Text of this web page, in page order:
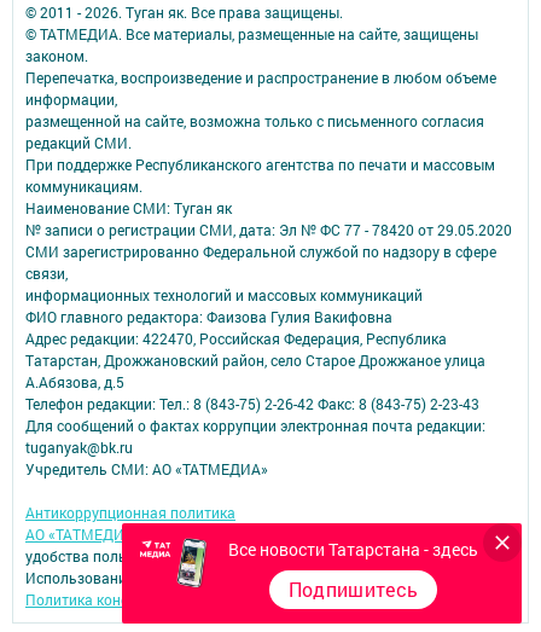
Все новости Татарстана - здесь
Подпишитесь
© 2011 - 2026. Туган як. Все права защищены.
© ТАТМЕДИА. Все материалы, размещенные на сайте, защищены
законом.
Перепечатка, воспроизведение и распространение в любом объеме
информации,
размещенной на сайте, возможна только с письменного согласия
редакций СМИ.
При поддержке Республиканского агентства по печати и массовым
коммуникациям.
Наименование СМИ: Туган як
№ записи о регистрации СМИ, дата: Эл № ФС 77 - 78420 от 29.05.2020
СМИ зарегистрированно Федеральной службой по надзору в сфере
связи,
информационных технологий и массовых коммуникаций
ФИО главного редактора: Фаизова Гулия Вакифовна
Адрес редакции: 422470, Российская Федерация, Республика
Татарстан, Дрожжановский район, село Старое Дрожжаное улица
А.Абязова, д.5
Телефон редакции: Тел.: 8 (843-75) 2-26-42 Факс: 8 (843-75) 2-23-43
Для сообщений о фактах коррупции электронная почта редакции:
tuganyak@bk.ru
Учредитель СМИ: АО «ТАТМЕДИА»
Антикоррупционная политика
АО «ТАТМЕДИА» использует «cookie»
для персонализации сервисов и
удобства пользователей сайтом.
Использование «cookie» можно отменить в настройках браузера.
Политика конфиденциальности